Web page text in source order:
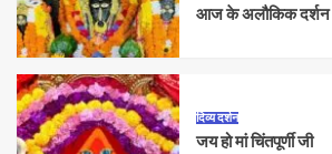
आज के अलौकिक दर्शन
दिव्य दर्शन
जय हो मां चिंतपूर्णी जी